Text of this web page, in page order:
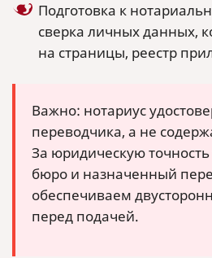
Подготовка к
сверка личных данных,
на страницы, реестр
Важно: нотариус
переводчика, а не
За юридическую точность
бюро и назначенный
обеспечиваем
перед подачей.